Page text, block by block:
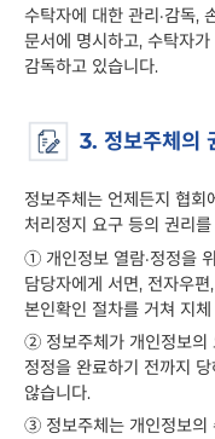
있습니다.
수탁자에 대한 관리·감독,
문서에 명시하고, 수탁자
감독하고 있습니다.
3. 정보주체의
정보주체는 언제든지 협회
처리정지 요구 등의 권리
① 개인정보 열람·정정을
담당자에게 서면, 전자우
본인확인 절차를 거쳐 지
② 정보주체가 개인정보
정정을 완료하기 전까지
않습니다.
③ 정보주체는 개인정보